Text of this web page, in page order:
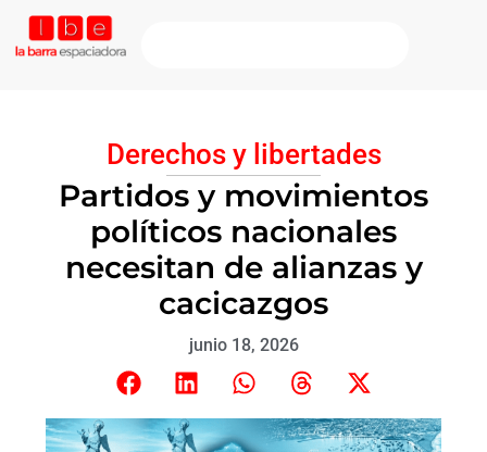
Derechos y libertades
Partidos y movimientos
políticos nacionales
necesitan de alianzas y
cacicazgos
junio 18, 2026